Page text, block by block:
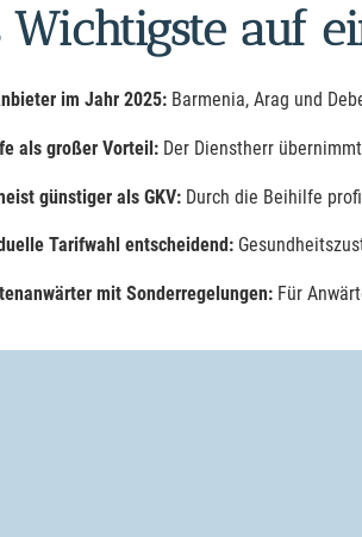
Wichtigste auf
im Jahr 2025: Barmenia, Arag und
als großer Vorteil: Der Dienstherr
günstiger als GKV: Durch die Beihilfe
Tarifwahl entscheidend:
mit Sonderregelungen: Für